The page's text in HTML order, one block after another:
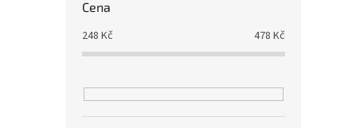
Cena
248 Kč 478 Kč